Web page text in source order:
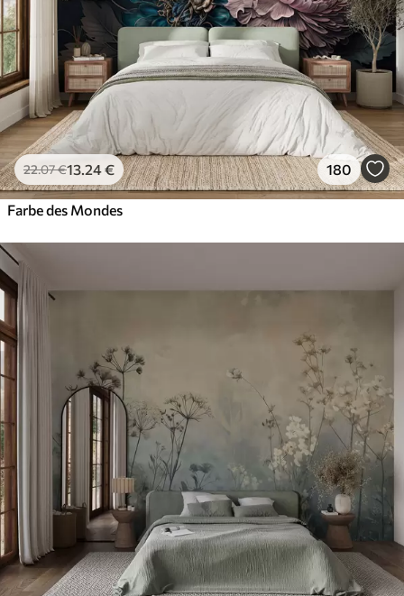
Premium-Vinyl
.0039.00€
Peel and Stick
81.6749.00 €/m²
22.07€13 .24€ 180
Farbe des Mondes